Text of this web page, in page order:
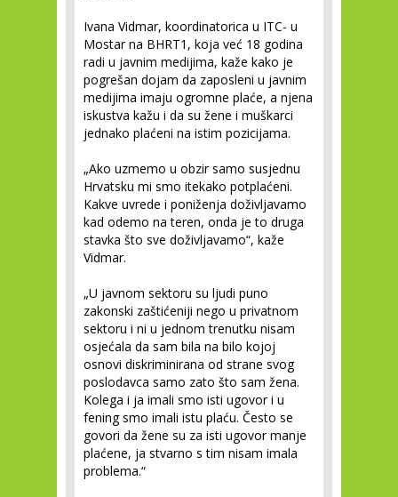
Ivana Vidmar, koordinatorica u ITC- u
Mostar na BHRT1, koja već 18 godina
radi u javnim medijima, kaže kako je
pogrešan dojam da zaposleni u javnim
medijima imaju ogromne plaće, a njena
iskustva kažu i da su žene i muškarci
jednako plaćeni na istim pozicijama.
„Ako uzmemo u obzir samo susjednu
Hrvatsku mi smo itekako potplaćeni.
Kakve uvrede i poniženja doživljavamo
kad odemo na teren, onda je to druga
stavka što sve doživljavamo“, kaže
Vidmar.
„U javnom sektoru su ljudi puno
zakonski zaštićeniji nego u privatnom
sektoru i ni u jednom trenutku nisam
osjećala da sam bila na bilo kojoj
osnovi diskriminirana od strane svog
poslodavca samo zato što sam žena.
Kolega i ja imali smo isti ugovor i u
fening smo imali istu plaću. Često se
govori da žene su za isti ugovor manje
plaćene, ja stvarno s tim nisam imala
problema.“